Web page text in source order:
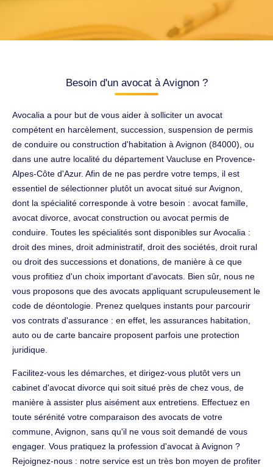
Besoin d'un avocat à Avignon ?
Avocalia a pour but de vous aider à solliciter un avocat
compétent en harcèlement, succession, suspension de permis
de conduire ou construction d'habitation à Avignon (84000), ou
dans une autre localité du département Vaucluse en Provence-
Alpes-Côte d'Azur. Afin de ne pas perdre votre temps, il est
essentiel de sélectionner plutôt un avocat situé sur Avignon,
dont la spécialité corresponde à votre besoin : avocat famille,
avocat divorce, avocat construction ou avocat permis de
conduire. Toutes les spécialités sont disponibles sur Avocalia :
droit des mines, droit administratif, droit des sociétés, droit rural
ou droit des successions et donations, de manière à ce que
vous profitiez d'un choix important d'avocats. Bien sûr, nous ne
vous proposons que des avocats appliquant scrupuleusement le
code de déontologie. Prenez quelques instants pour parcourir
vos contrats d'assurance : en effet, les assurances habitation,
auto ou de carte bancaire proposent parfois une protection
juridique.
Facilitez-vous les démarches, et dirigez-vous plutôt vers un
cabinet d'avocat divorce qui soit situé près de chez vous, de
manière à assister plus aisément aux entretiens. Effectuez en
toute sérénité votre comparaison des avocats de votre
commune, Avignon, sans qu'il ne vous soit demandé de vous
engager. Vous pratiquez la profession d'avocat à Avignon ?
Rejoignez-nous : notre service est un très bon moyen de profiter